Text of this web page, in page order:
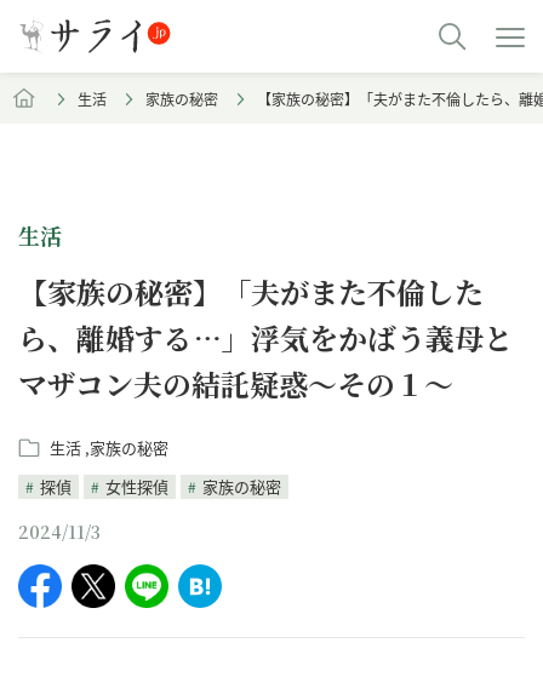
生活 家族の秘密 【家族の秘密】「夫がまた不倫したら、
生活
【家族の秘密】「夫がまた不倫した
ら、離婚する…」浮気をかばう義母と
マザコン夫の結託疑惑～その１～
生活 家族の秘密
探偵
女性探偵 家族の秘密
2024/11/3